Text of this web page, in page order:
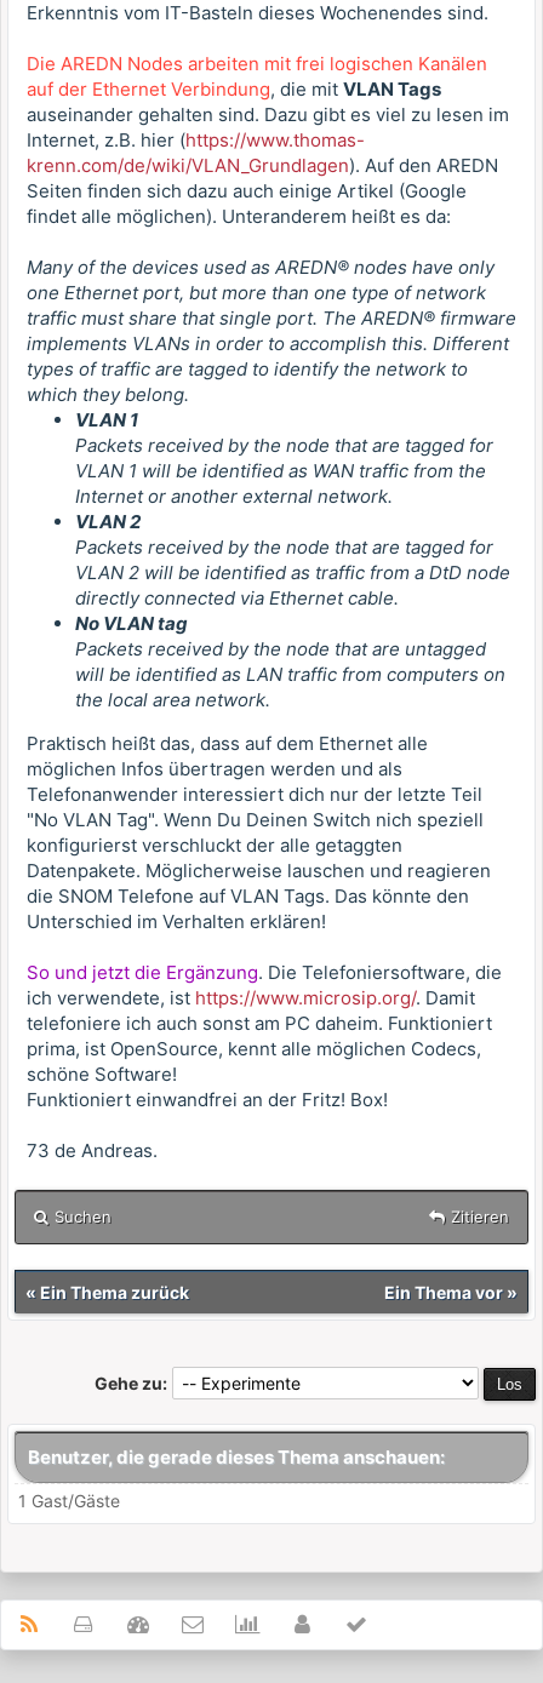
Erkenntnis vom IT-Basteln dieses Wochenendes sind.
Die AREDN Nodes arbeiten mit frei logischen Kanälen
auf der Ethernet Verbindung, die mit VLAN Tags
auseinander gehalten sind. Dazu gibt es viel zu lesen im
Internet, z.B. hier (https://www.thomas-
krenn.com/de/wiki/VLAN_Grundlagen). Auf den AREDN
Seiten finden sich dazu auch einige Artikel (Google
findet alle möglichen). Unteranderem heißt es da:
Many of the devices used as AREDN® nodes have only
one Ethernet port, but more than one type of network
traffic must share that single port. The AREDN® firmware
implements VLANs in order to accomplish this. Different
types of traffic are tagged to identify the network to
which they belong.
VLAN 1
Packets received by the node that are tagged for
VLAN 1 will be identified as WAN traffic from the
Internet or another external network.
VLAN 2
Packets received by the node that are tagged for
VLAN 2 will be identified as traffic from a DtD node
directly connected via Ethernet cable.
No VLAN tag
Packets received by the node that are untagged
will be identified as LAN traffic from computers on
the local area network.
Praktisch heißt das, dass auf dem Ethernet alle
möglichen Infos übertragen werden und als
Telefonanwender interessiert dich nur der letzte Teil
"No VLAN Tag". Wenn Du Deinen Switch nich speziell
konfigurierst verschluckt der alle getaggten
Datenpakete. Möglicherweise lauschen und reagieren
die SNOM Telefone auf VLAN Tags. Das könnte den
Unterschied im Verhalten erklären!
So und jetzt die Ergänzung. Die Telefoniersoftware, die
ich verwendete, ist https://www.microsip.org/. Damit
telefoniere ich auch sonst am PC daheim. Funktioniert
prima, ist OpenSource, kennt alle möglichen Codecs,
schöne Software!
Funktioniert einwandfrei an der Fritz! Box!
73 de Andreas.
Suchen Zitieren
« Ein Thema zurück Ein Thema vor»
Gehe zu:
Benutzer, die gerade dieses Thema anschauen:
1 Gast/Gäste